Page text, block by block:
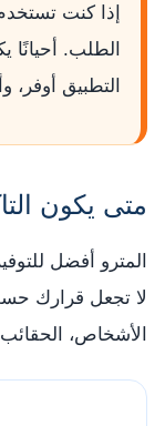
إذا كنت
الطلب. أحيانًا
التطبيق أوفر،
متى يكون
المترو أفضل
لا تجعل قرارك
الأشخاص،